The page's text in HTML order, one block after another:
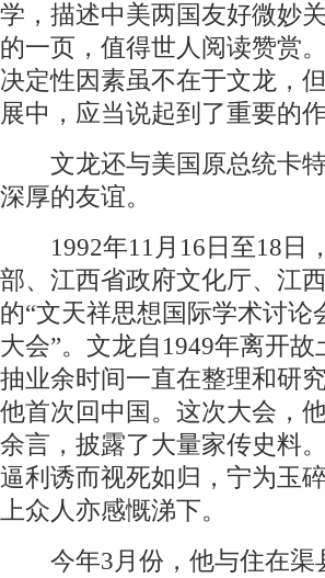
学，描述中美两国友好微妙
的一页，值得世人阅读赞赏
决定性因素虽不在于文龙，
展中，应当说起到了重要的作
文龙还与美国原总统卡特
深厚的友谊。
1992年11月16日至18日
部、江西省政府文化厅、江
的“文天祥思想国际学术讨
大会”。文龙自1949年离开
抽业余时间一直在整理和研
他首次回中国。这次大会，
余言，披露了大量家传史料
逼利诱而视死如归，宁为玉
上众人亦感慨涕下。
今年3月份，他与住在渠